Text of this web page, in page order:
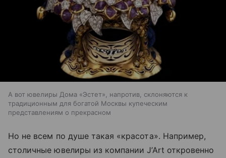
А вот ювелиры Дома «Эстет», напротив, склоняются к
традиционным для богатой Москвы купеческим
представлениям о прекрасном
Но не всем по душе такая «красота». Например,
столичные ювелиры из компании J’Art откровенно